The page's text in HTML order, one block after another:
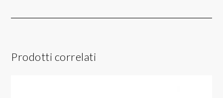
Prodotti correlati